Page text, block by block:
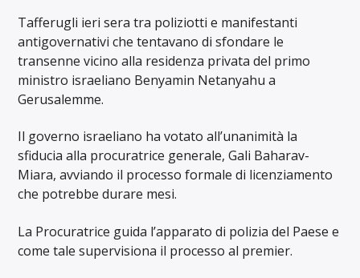
Tafferugli ieri sera tra poliziotti e manifestanti
antigovernativi che tentavano di sfondare le
transenne vicino alla residenza privata del primo
ministro israeliano Benyamin Netanyahu a
Gerusalemme.
Il governo israeliano ha votato all’unanimità la
sfiducia alla procuratrice generale, Gali Baharav-
Miara, avviando il processo formale di licenziamento
che potrebbe durare mesi.
La Procuratrice guida l’apparato di polizia del Paese e
come tale supervisiona il processo al premier.